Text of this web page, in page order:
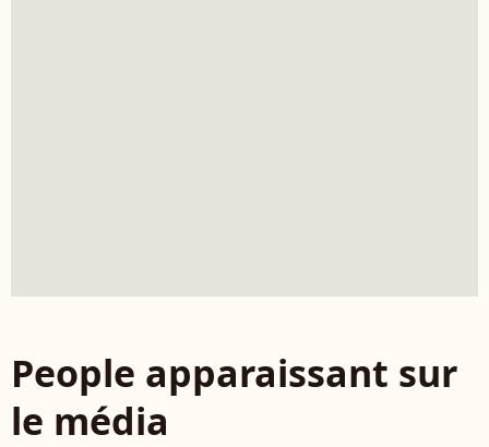
People apparaissant sur
le média